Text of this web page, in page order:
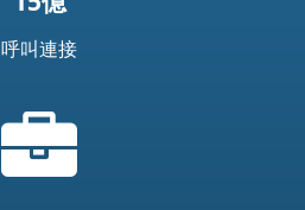
呼叫連接
文
包
圖